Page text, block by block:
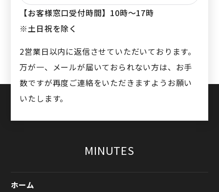
【お客様窓口受付時間】 10時〜17時
※土日祝を除く
2営業日以内に返信させていただいております。
万が一、メールが届いておられない方は、お手
数ですが再度ご連絡をいただきますようお願い
いたします。
MINUTES
ホーム